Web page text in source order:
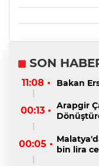
SON
11:08 • Bakan
00:13 • Arapgir
00:05 • bin lira